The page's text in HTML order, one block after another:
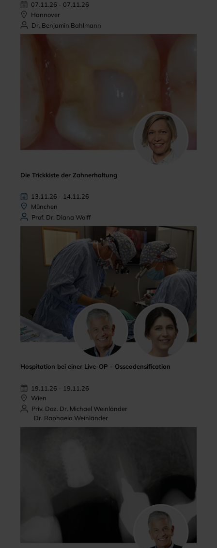
07.11.26 - 07.11.26
Hannover
Dr. Benjamin Bahlmann
Die Trickkiste der Zahnerhaltung
13.11.26 - 14.11.26
München
Prof. Dr. Diana Wolff
Hospitation bei einer Live-OP - Osseodensification
19.11.26 - 19.11.26
Wien
Priv. Doz. Dr. Michael Weinländer
Dr. Raphaela Weinländer